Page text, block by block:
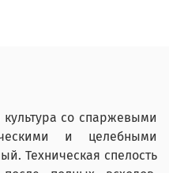
со спаржевыми
и целебными
Техническая спелость